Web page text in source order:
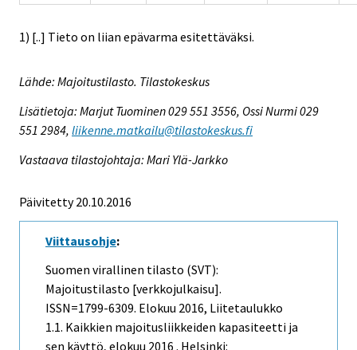
1) [..] Tieto on liian epävarma esitettäväksi.
Lähde: Majoitustilasto. Tilastokeskus
Lisätietoja: Marjut Tuominen 029 551 3556, Ossi Nurmi 029
551 2984, liikenne.matkailu@tilastokeskus.fi
Vastaava tilastojohtaja: Mari Ylä-Jarkko
Päivitetty 20.10.2016
Viittausohje:
Suomen virallinen tilasto (SVT):
Majoitustilasto [verkkojulkaisu].
ISSN=1799-6309. Elokuu 2016, Liitetaulukko
1.1. Kaikkien majoitusliikkeiden kapasiteetti ja
sen käyttö, elokuu 2016 . Helsinki: